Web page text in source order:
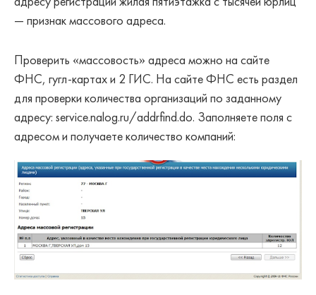
— признак массового адреса.
Проверить «массовость» адреса можно на сайте
ФНС, гугл-картах и 2 ГИС. На сайте ФНС есть раздел
для проверки количества организаций по заданному
адресу: service.nalog.ru/addrfind.do. Заполняете поля с
адресом и получаете количество компаний: